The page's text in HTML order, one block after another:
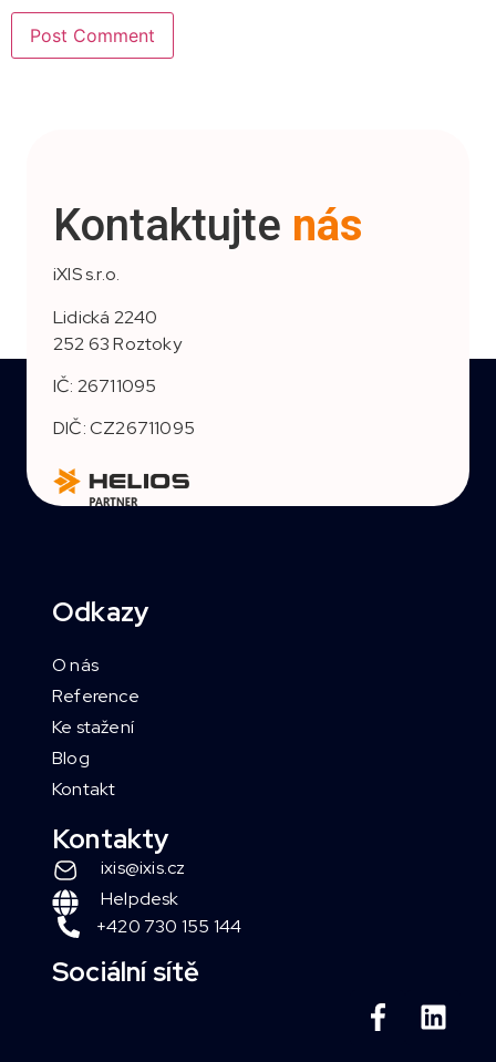
Kontaktujte nás
iXIS s.r.o.
Lidická 2240
252 63 Roztoky
IČ: 26711095
DIČ: CZ26711095
Odkazy
O nás
Reference
Ke stažení
Blog
Kontakt
Kontakty
ixis@ixis.cz
Helpdesk
+420 730 155 144
Sociální sítě